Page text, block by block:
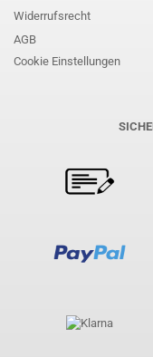
Widerrufsrecht
AGB
Cookie Einstellungen